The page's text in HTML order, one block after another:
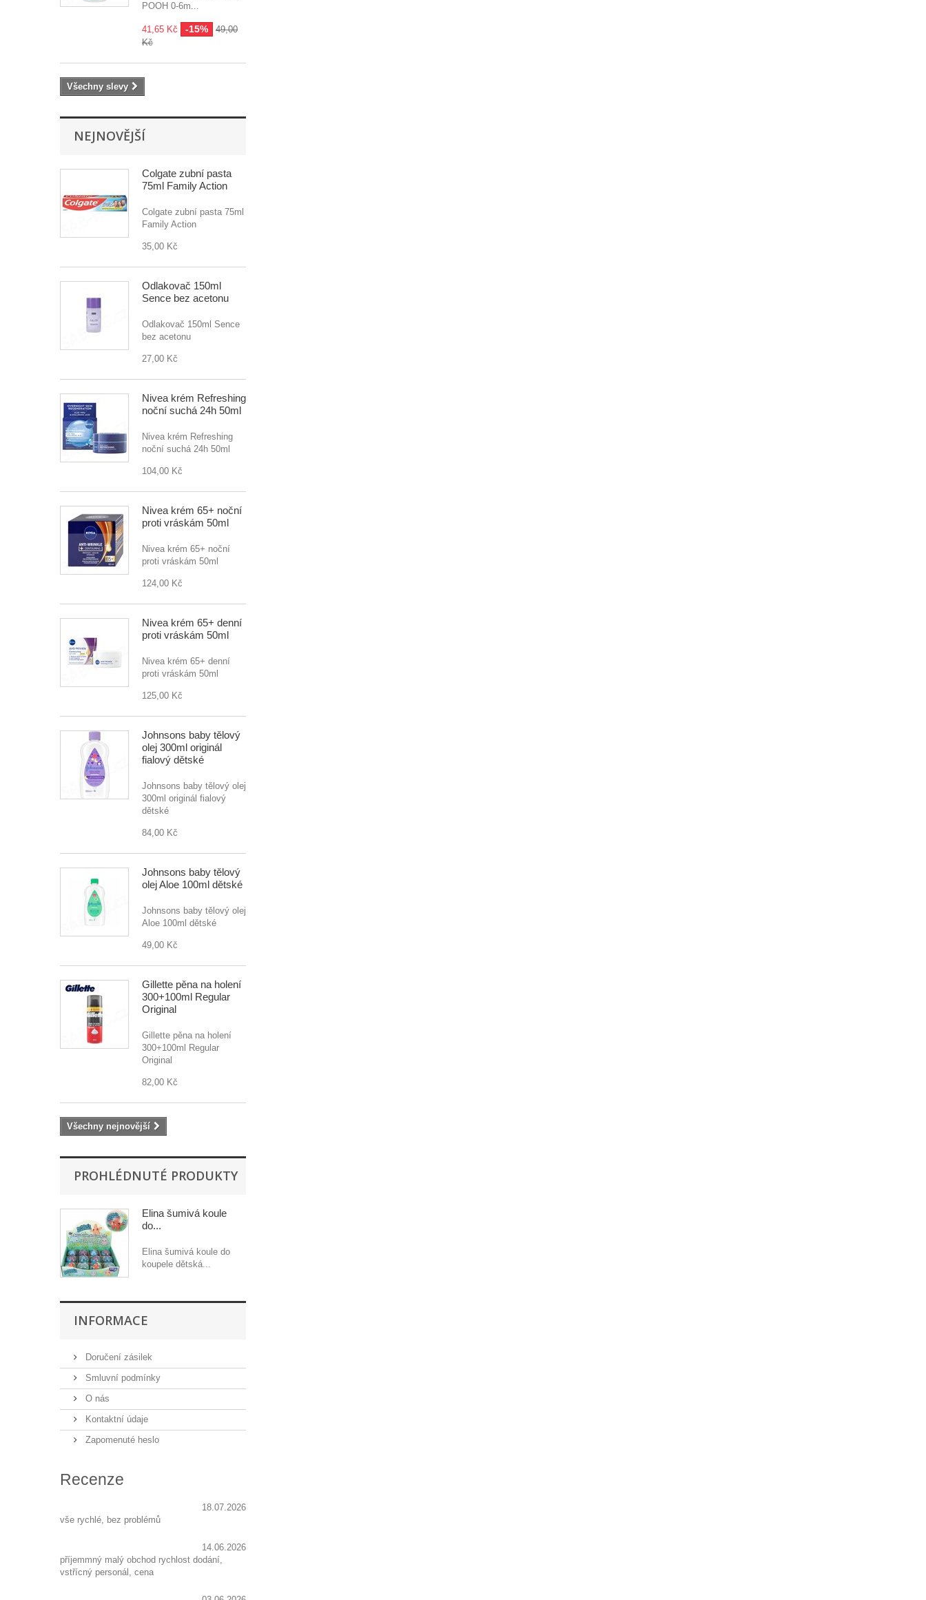
POOH 0-6m...
41,65 Kč -15%
49,00
Kč
Všechny slevy
NEJNOVĚJŠÍ
Colgate zubní pasta
75ml Family Action
Colgate zubní pasta 75ml
Family Action
35,00 Kč
Odlakovač 150ml
Sence bez acetonu
Odlakovač 150ml Sence
bez acetonu
27,00 Kč
Nivea krém Refreshing
noční suchá 24h 50ml
Nivea krém Refreshing
noční suchá 24h 50ml
104,00 Kč
Nivea krém 65+ noční
proti vráskám 50ml
Nivea krém 65+ noční
proti vráskám 50ml
124,00 Kč
Nivea krém 65+ denní
proti vráskám 50ml
Nivea krém 65+ denní
proti vráskám 50ml
125,00 Kč
Johnsons baby tělový
olej 300ml originál
fialový dětské
Johnsons baby tělový olej
300ml originál fialový
dětské
84,00 Kč
Johnsons baby tělový
olej Aloe 100ml dětské
Johnsons baby tělový olej
Aloe 100ml dětské
49,00 Kč
Gillette pěna na holení
300+100ml Regular
Original
Gillette pěna na holení
300+100ml Regular
Original
82,00 Kč
Všechny nejnovější
PROHLÉDNUTÉ PRODUKTY
Elina šumivá koule
do...
Elina šumivá koule do
koupele dětská...
INFORMACE
Doručení zásilek
Smluvní podmínky
O nás
Kontaktní údaje
Zapomenuté heslo
Recenze
18.07.2026
vše rychlé, bez problémů
14.06.2026
příjemmný malý obchod rychlost dodání,
vstřícný personál, cena